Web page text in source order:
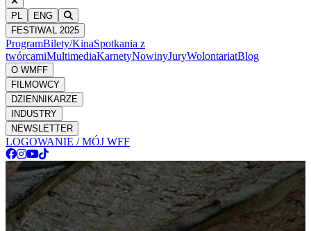
PL
ENG
FESTIWAL 2025
ProgramBilety/KinaSpotkania z
twórcamiMultimediaKarnetyNowinyJuryWolontariatBlog
O WMFF
FILMOWCY
DZIENNIKARZE
INDUSTRY
NEWSLETTER
LOGOWANIE / MÓJ WFF